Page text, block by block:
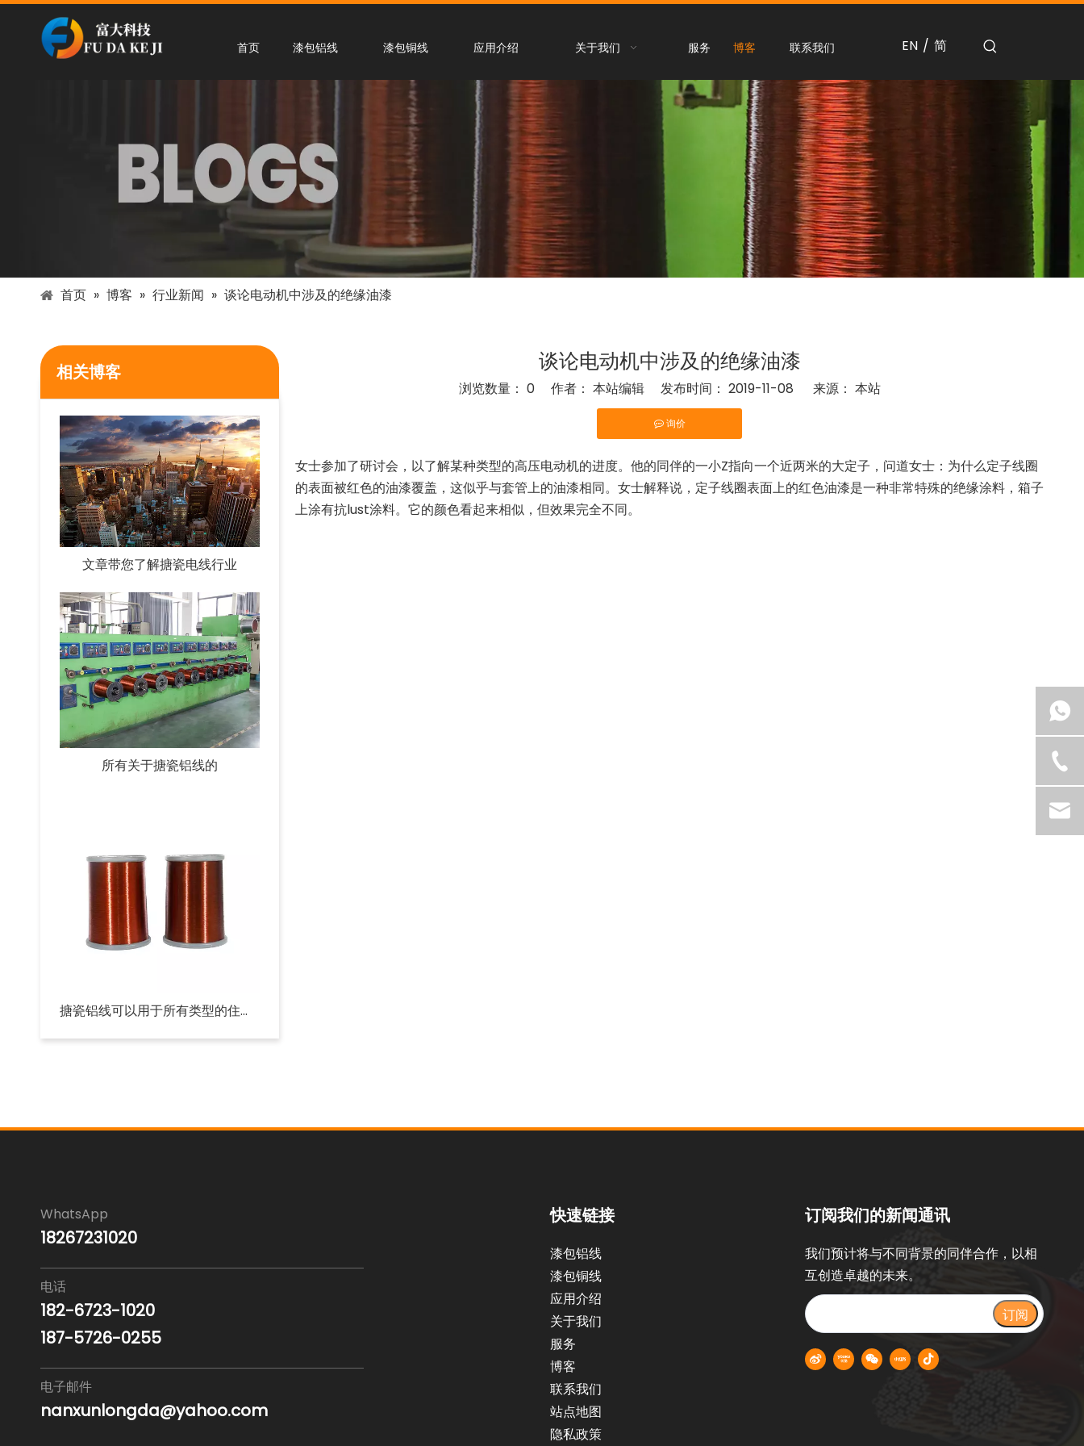
首页 漆包铝线 漆包铜线 应用介绍 关于我们 服务 博客 联系我们 EN / 简
首页 » 博客 » 行业新闻 » 谈论电动机中涉及的绝缘油漆
相关博客
文章带您了解搪瓷电线行业
所有关于搪瓷铝线的
搪瓷铝线可以用于所有类型的住宅电路吗？
谈论电动机中涉及的绝缘油漆
浏览数量： 0作者： 本站编辑 发布时间： 2019-11-08 来源： 本站
询价
["facebook","twitter","line","wechat","linkedin","pinterest","whatsapp","kakao","snapchat","telegram"]
女士参加了研讨会，以了解某种类型的高压电动机的进度。他的同伴的一小Z指向一个近两米的大定子，问道女士：为什么定子线圈
的表面被红色的油漆覆盖，这似乎与套管上的油漆相同。女士解释说，定子线圈表面上的红色油漆是一种非常特殊的绝缘涂料，箱子
上涂有抗lust涂料。它的颜色看起来相似，但效果完全不同。
WhatsApp
18267231020
电话
182-6723-1020
187-5726-0255
电子邮件
nanxunlongda@yahoo.com
快速链接
漆包铝线
漆包铜线
应用介绍
关于我们
服务
博客
联系我们
站点地图
隐私政策
订阅我们的新闻通讯
我们预计将与不同背景的同伴合作，以相
互创造卓越的未来。
订阅